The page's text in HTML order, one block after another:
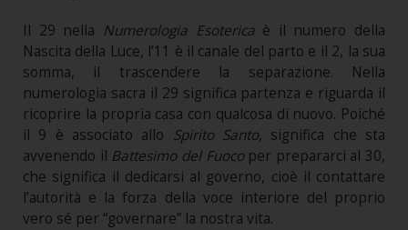
Il 29 nella Numerologia Esotericaè il numero della
Nascita della Luce, l’11 è il canale del parto e il 2, la sua
somma, il trascendere la separazione. Nella
numerologia sacra il 29 significa partenza e riguarda il
ricoprire la propria casa con qualcosa di nuovo. Poiché
il 9 è associato allo Spirito Santo, significa che sta
avvenendo il Battesimo del Fuocoper prepararci al 30,
che significa il dedicarsi al governo, cioè il contattare
l’autorità e la forza della voce interiore del proprio
vero sé per “governare” la nostra vita.